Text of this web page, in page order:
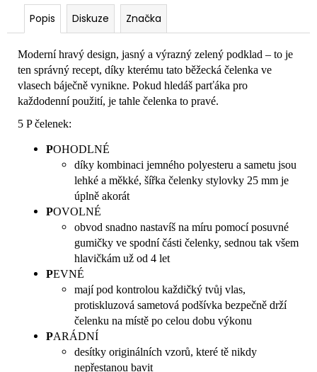
Popis Diskuze Značka
Moderní hravý design, jasný a výrazný zelený podklad – to je
ten správný recept, díky kterému tato běžecká čelenka ve
vlasech báječně vynikne. Pokud hledáš parťáka pro
každodenní použití, je tahle čelenka to pravé.
5 P čelenek:
POHODLNÉ
díky kombinaci jemného polyesteru a sametu jsou
lehké a měkké, šířka čelenky stylovky 25 mm je
úplně akorát
POVOLNÉ
obvod snadno nastavíš na míru pomocí posuvné
gumičky ve spodní části čelenky, sednou tak všem
hlavičkám už od 4 let
PEVNÉ
mají pod kontrolou každičký tvůj vlas,
protiskluzová sametová podšívka bezpečně drží
čelenku na místě po celou dobu výkonu
PARÁDNÍ
desítky originálních vzorů, které tě nikdy
nepřestanou bavit